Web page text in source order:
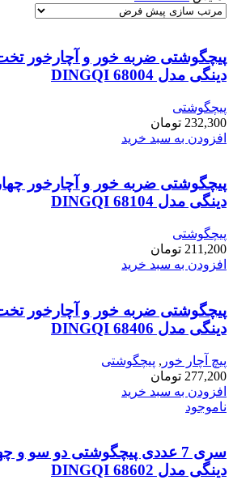
دینگی مدل 68004 DINGQI
پیچگوشتی
232,300 تومان
افزودن به سبد خرید
دینگی مدل 68104 DINGQI
پیچگوشتی
211,200 تومان
افزودن به سبد خرید
دینگی مدل 68406 DINGQI
پیچ آچار خور , پیچگوشتی
277,200 تومان
افزودن به سبد خرید
ناموجود
سری 7 عددی پیچگوشتی دو سو
دینگی مدل DINGQI 68602